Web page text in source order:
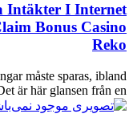
Intäkter I Internet
Bonus Casino
Reko
måste sparas, ibland
är här glansen från en...